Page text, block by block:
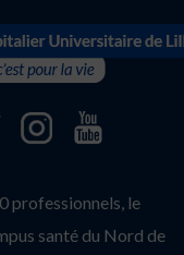
professionnels, le
santé du Nord de